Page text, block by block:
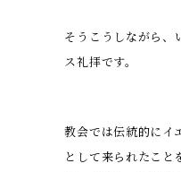
そうこうしながら、
ス礼拝です。
教会では伝統的にイ
として来られたこと